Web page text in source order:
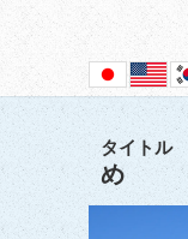
タイトル
め